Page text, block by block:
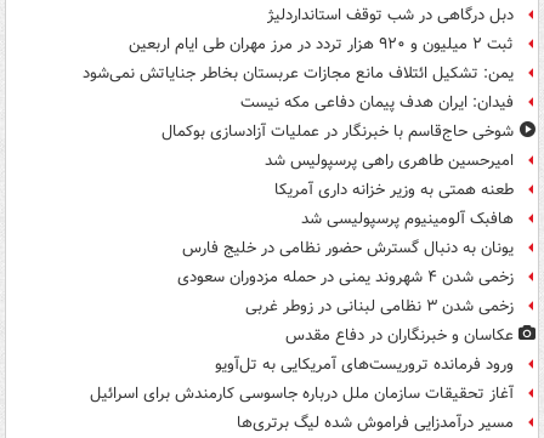
دبل درگاهی در شب توقف استانداردلیژ
ثبت ۲ میلیون و ۹۲۰ هزار تردد در مرز مهران طی ایام اربعین
یمن: تشکیل ائتلاف مانع مجازات عربستان بخاطر جنایاتش نمی‌شود
فیدان: ایران هدف پیمان دفاعی مکه نیست
شوخی حاج‌قاسم با خبرنگار در عملیات آزادسازی بوکمال
امیرحسین طاهری راهی پرسپولیس شد
طعنه همتی به وزیر خزانه داری آمریکا
هافبک آلومینیوم پرسپولیسی شد
یونان به دنبال گسترش حضور نظامی در خلیج فارس
زخمی شدن ۴ شهروند یمنی در حمله مزدوران سعودی
زخمی شدن ۳ نظامی لبنانی در زوطر غربی
عکاسان و خبرنگاران در دفاع مقدس
ورود فرمانده تروریست‌های آمریکایی به تل‌آویو
آغاز تحقیقات سازمان ملل درباره جاسوسی کارمندش برای اسرائیل
مسیر درآمدزایی فراموش شده لیگ برتری‌ها